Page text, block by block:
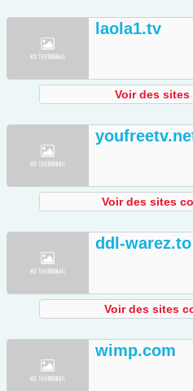
laola1.tv
Voir des sites
Voir des sites
ddl-warez.to
Voir des sites
wimp.com